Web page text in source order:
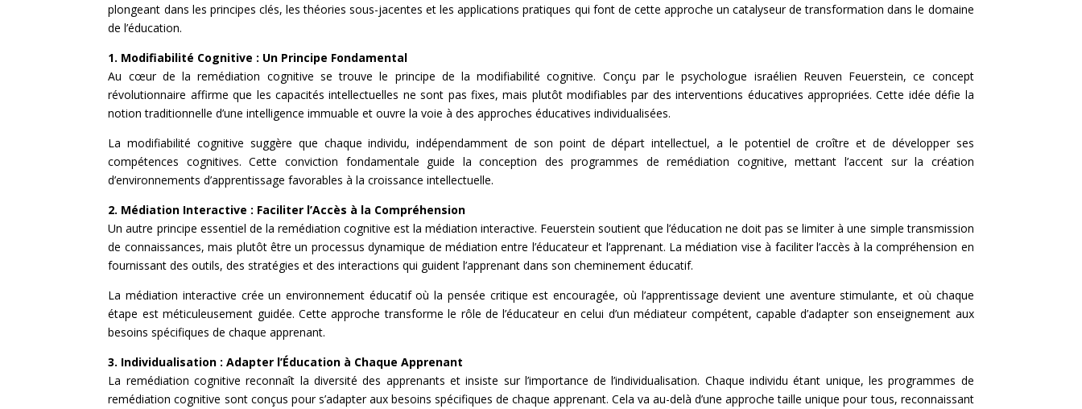
plongeant dans les principes clés, les théories sous-jacentes et les applications pratiques qui font de cette approche un catalyseur de transformation dans le domaine
de l’éducation.
1. Modifiabilité Cognitive : Un Principe Fondamental
Au cœur de la remédiation cognitive se trouve le principe de la modifiabilité cognitive. Conçu par le psychologue israélien Reuven Feuerstein, ce concept
révolutionnaire affirme que les capacités intellectuelles ne sont pas fixes, mais plutôt modifiables par des interventions éducatives appropriées. Cette idée défie la
notion traditionnelle d’une intelligence immuable et ouvre la voie à des approches éducatives individualisées.
La modifiabilité cognitive suggère que chaque individu, indépendamment de son point de départ intellectuel, a le potentiel de croître et de développer ses
compétences cognitives. Cette conviction fondamentale guide la conception des programmes de remédiation cognitive, mettant l’accent sur la création
d’environnements d’apprentissage favorables à la croissance intellectuelle.
2. Médiation Interactive : Faciliter l’Accès à la Compréhension
Un autre principe essentiel de la remédiation cognitive est la médiation interactive. Feuerstein soutient que l’éducation ne doit pas se limiter à une simple transmission
de connaissances, mais plutôt être un processus dynamique de médiation entre l’éducateur et l’apprenant. La médiation vise à faciliter l’accès à la compréhension en
fournissant des outils, des stratégies et des interactions qui guident l’apprenant dans son cheminement éducatif.
La médiation interactive crée un environnement éducatif où la pensée critique est encouragée, où l’apprentissage devient une aventure stimulante, et où chaque
étape est méticuleusement guidée. Cette approche transforme le rôle de l’éducateur en celui d’un médiateur compétent, capable d’adapter son enseignement aux
besoins spécifiques de chaque apprenant.
3. Individualisation : Adapter l’Éducation à Chaque Apprenant
La remédiation cognitive reconnaît la diversité des apprenants et insiste sur l’importance de l’individualisation. Chaque individu étant unique, les programmes de
remédiation cognitive sont conçus pour s’adapter aux besoins spécifiques de chaque apprenant. Cela va au-delà d’une approche taille unique pour tous, reconnaissant